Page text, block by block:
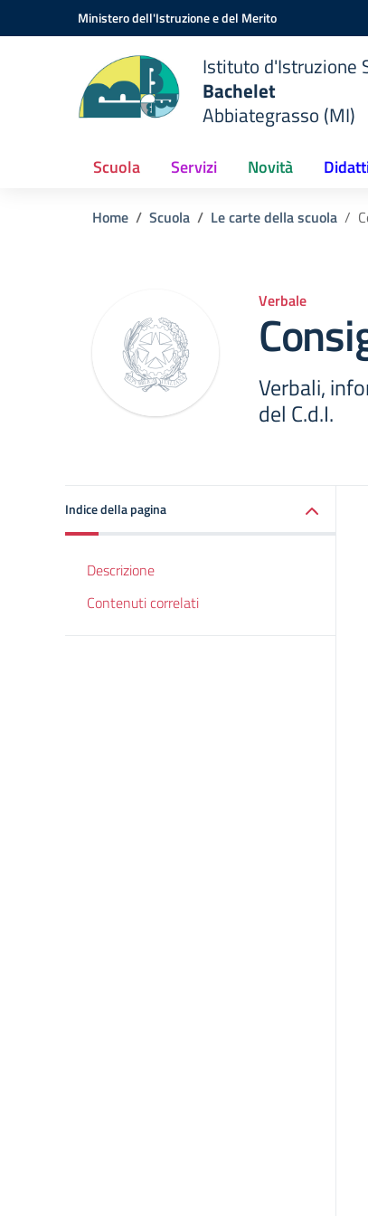
Vai ai contenuti
Vai al menu di navigazioneMinistero dell'Istruzione e del Merito
Istituto d'Istruzione
Bachelet
Abbiategrasso (MI)
Scuola Servizi Novità
Home Scuola Le carte della scuola
Verbale
Verbali,
del C.d.I.
Indice della pagina
Descrizione
Contenuti correlati